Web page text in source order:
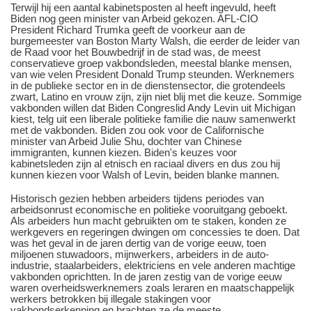
Terwijl hij een aantal kabinetsposten al heeft ingevuld, heeft
Biden nog geen minister van Arbeid gekozen. AFL-CIO
President Richard Trumka geeft de voorkeur aan de
burgemeester van Boston Marty Walsh, die eerder de leider van
de Raad voor het Bouwbedrijf in de stad was, de meest
conservatieve groep vakbondsleden, meestal blanke mensen,
van wie velen President Donald Trump steunden. Werknemers
in de publieke sector en in de dienstensector, die grotendeels
zwart, Latino en vrouw zijn, zijn niet blij met die keuze. Sommige
vakbonden willen dat Biden Congreslid Andy Levin uit Michigan
kiest, telg uit een liberale politieke familie die nauw samenwerkt
met de vakbonden. Biden zou ook voor de Californische
minister van Arbeid Julie Shu, dochter van Chinese
immigranten, kunnen kiezen. Biden's keuzes voor
kabinetsleden zijn al etnisch en raciaal divers en dus zou hij
kunnen kiezen voor Walsh of Levin, beiden blanke mannen.
Historisch gezien hebben arbeiders tijdens periodes van
arbeidsonrust economische en politieke vooruitgang geboekt.
Als arbeiders hun macht gebruikten om te staken, konden ze
werkgevers en regeringen dwingen om concessies te doen. Dat
was het geval in de jaren dertig van de vorige eeuw, toen
miljoenen stuwadoors, mijnwerkers, arbeiders in de auto-
industrie, staalarbeiders, elektriciens en vele anderen machtige
vakbonden oprichtten. In de jaren zestig van de vorige eeuw
waren overheidswerknemers zoals leraren en maatschappelijk
werkers betrokken bij illegale stakingen voor